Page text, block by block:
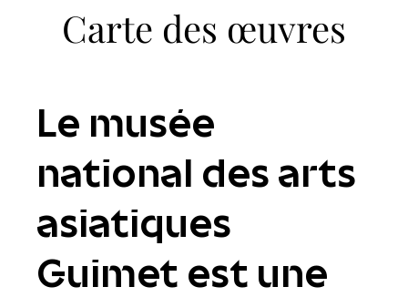
Carte des œuvres
Le musée
national des arts
asiatiques
Guimet est une